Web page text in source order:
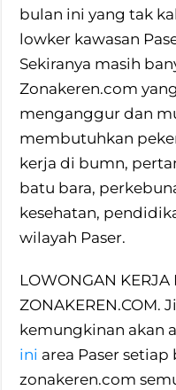
bulan ini yang tak
lowker kawasan
Sekiranya masih
Zonakeren.com
menganggur dan
membutuhkan
kerja di bumn,
batu bara,
kesehatan,
wilayah Paser.
LOWONGAN KERJA
ZONAKEREN.COM.
kemungkinan akan
ini area Paser
zonakeren.com